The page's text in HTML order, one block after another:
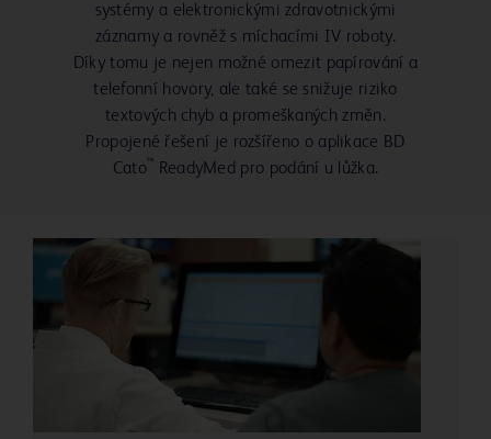
systémy a elektronickými zdravotnickými
záznamy a rovněž s míchacími IV roboty.
Díky tomu je nejen možné omezit papírování a
telefonní hovory, ale také se snižuje riziko
textových chyb a promeškaných změn.
Propojené řešení je rozšířeno o aplikace BD
Cato™ ReadyMed pro podání u lůžka.